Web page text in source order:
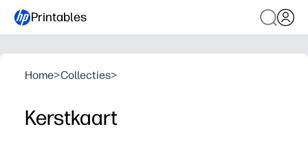
Printables
Home>Collecties>
Kerstkaart